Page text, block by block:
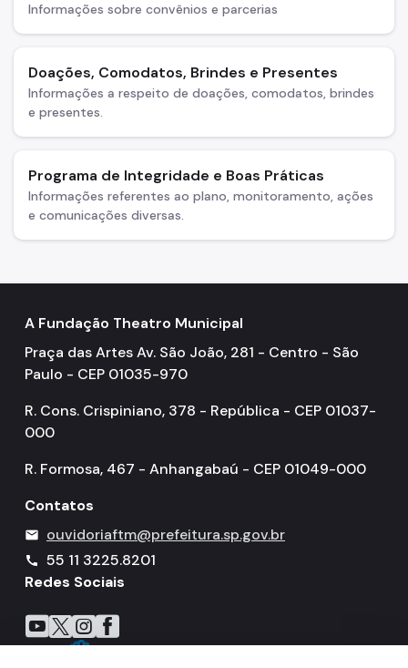
Informações sobre convênios e parcerias
Doações, Comodatos, Brindes e Presentes
Informações a respeito de doações, comodatos, brindes
e presentes.
Programa de Integridade e Boas Práticas
Informações referentes ao plano, monitoramento, ações
e comunicações diversas.
A Fundação Theatro Municipal
Praça das Artes Av. São João, 281 - Centro - São
Paulo - CEP 01035-970
R. Cons. Crispiniano, 378 - República - CEP 01037-
000
R. Formosa, 467 - Anhangabaú - CEP 01049-000
Contatos
mail ouvidoriaftm@prefeitura.sp.gov.br
call
55 11 3225.8201
Redes Sociais
Icone do YouTube
Icone do X
Icone do Instagram
Icone do Facebook
Icone do Flickr